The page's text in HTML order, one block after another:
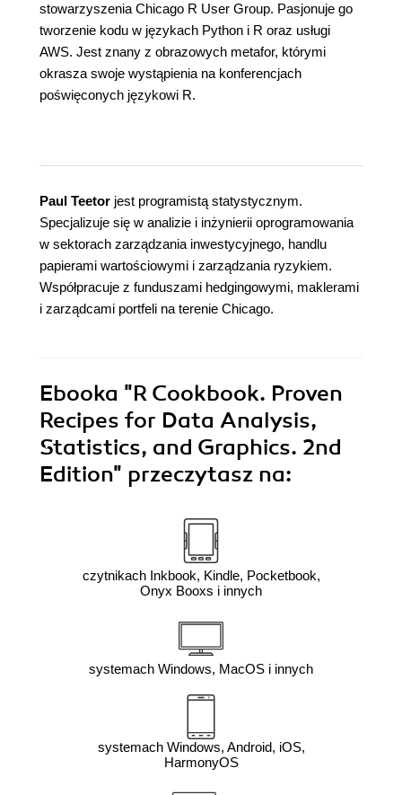
stowarzyszenia Chicago R User Group. Pasjonuje go
tworzenie kodu w językach Python i R oraz usługi
AWS. Jest znany z obrazowych metafor, którymi
okrasza swoje wystąpienia na konferencjach
poświęconych językowi R.
Paul Teetor jest programistą statystycznym.
Specjalizuje się w analizie i inżynierii oprogramowania
w sektorach zarządzania inwestycyjnego, handlu
papierami wartościowymi i zarządzania ryzykiem.
Współpracuje z funduszami hedgingowymi, maklerami
i zarządcami portfeli na terenie Chicago.
Ebooka "R Cookbook. Proven
Recipes for Data Analysis,
Statistics, and Graphics. 2nd
Edition" przeczytasz na:
czytnikach Inkbook, Kindle, Pocketbook,
Onyx Booxs i innych
systemach Windows, MacOS i innych
systemach Windows, Android, iOS,
HarmonyOS